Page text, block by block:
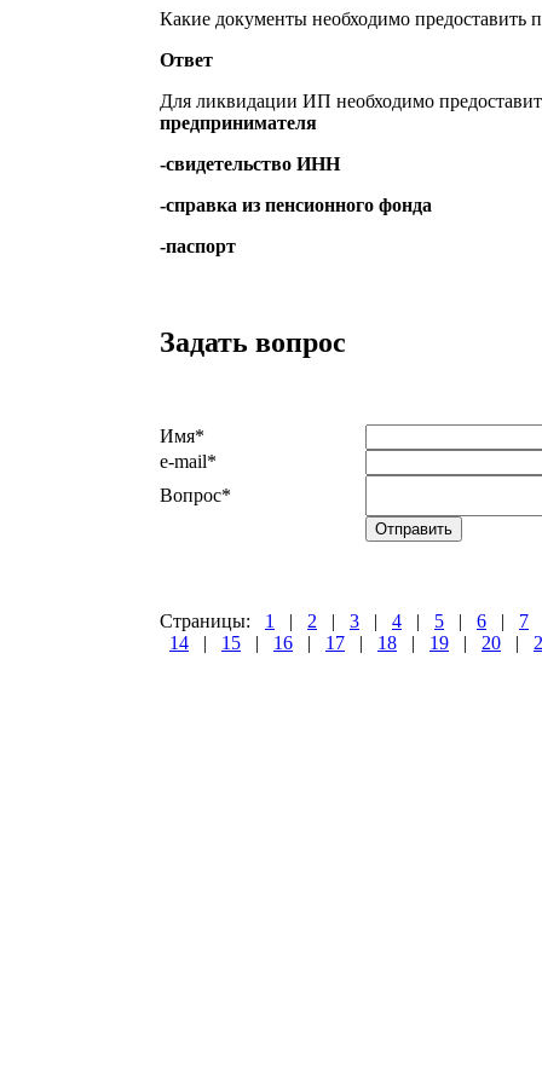
Какие документы необходимо
Ответ
Для ликвидации ИП необходимо
предпринимателя
-свидетельство ИНН
-справка из пенсионного фонда
-паспорт
Задать вопрос
Имя*
e-mail*
Вопрос*
Страницы: 1 | 2 | 3 | 4 | 5 | 6 | 7
14 | 15 | 16 | 17 | 18 | 19 | 20 |